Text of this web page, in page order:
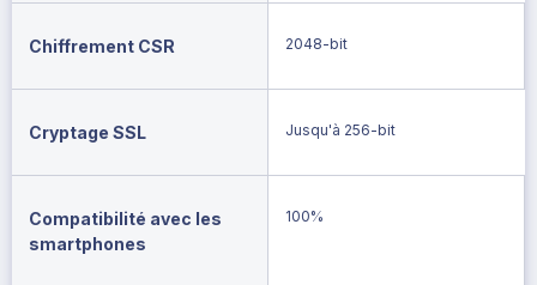
Chiffrement CSR 2048-bit
Cryptage SSL Jusqu'à 256-bit
Compatibilité avec les
smartphones
100%